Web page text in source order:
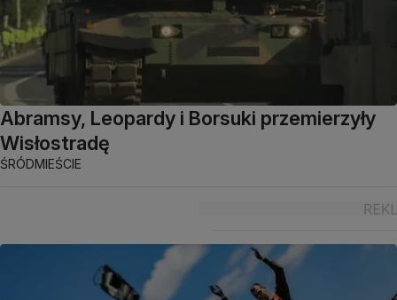
Abramsy, Leopardy i Borsuki przemierzyły
Wisłostradę
ŚRÓDMIEŚCIE